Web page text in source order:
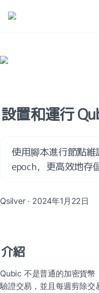
設置和運行
使用腳本進行節點
epoch，更高效地存
Qsilver · 2024年1月22日
介紹
Qubic 不是普通的加密貨
驗證交易，並且每週剪除交